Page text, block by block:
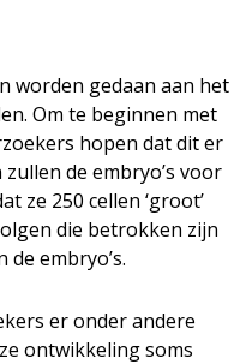
worden gedaan aan het
Om te beginnen met
hopen dat dit er
de embryo’s voor
ze 250 cellen ‘groot’
die betrokken zijn
embryo’s.
er onder andere
ontwikkeling soms